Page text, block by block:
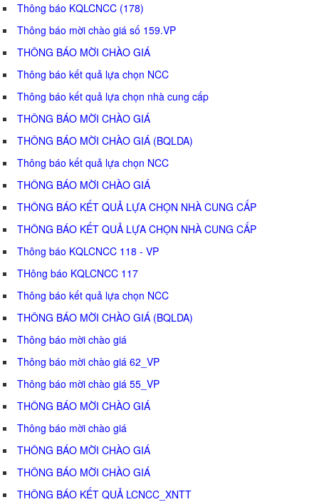
Thông báo KQLCNCC (178)
Thông báo mời chào giá số 159.VP
THÔNG BÁO MỜI CHÀO GIÁ
Thông báo kết quả lựa chọn NCC
Thông báo kết quả lựa chọn nhà cung cấp
THÔNG BÁO MỜI CHÀO GIÁ
THÔNG BÁO MỜI CHÀO GIÁ (BQLDA)
Thông báo kết quả lựa chọn NCC
THÔNG BÁO MỜI CHÀO GIÁ
THÔNG BÁO KẾT QUẢ LỰA CHỌN NHÀ CUNG CẤP
THÔNG BÁO KẾT QUẢ LỰA CHỌN NHÀ CUNG CẤP
Thông báo KQLCNCC 118 - VP
THông báo KQLCNCC 117
Thông báo kết quả lựa chọn NCC
THÔNG BÁO MỜI CHÀO GIÁ (BQLDA)
Thông báo mời chào giá
Thông báo mời chào giá 62_VP
Thông báo mời chào giá 55_VP
THÔNG BÁO MỜI CHÀO GIÁ
Thông báo mời chào giá
THÔNG BÁO MỜI CHÀO GIÁ
THÔNG BÁO MỜI CHÀO GIÁ
THÔNG BÁO KẾT QUẢ LCNCC_XNTT